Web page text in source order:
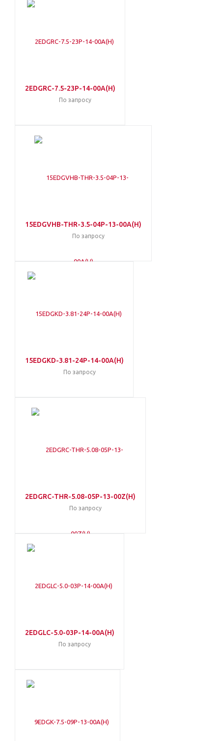
2EDGRC-7.5-23P-14-00A(H)
По запросу
15EDGVHB-THR-3.5-04P-13-00A(H)
По запросу
15EDGKD-3.81-24P-14-00A(H)
По запросу
2EDGRC-THR-5.08-05P-13-00Z(H)
По запросу
2EDGLC-5.0-03P-14-00A(H)
По запросу